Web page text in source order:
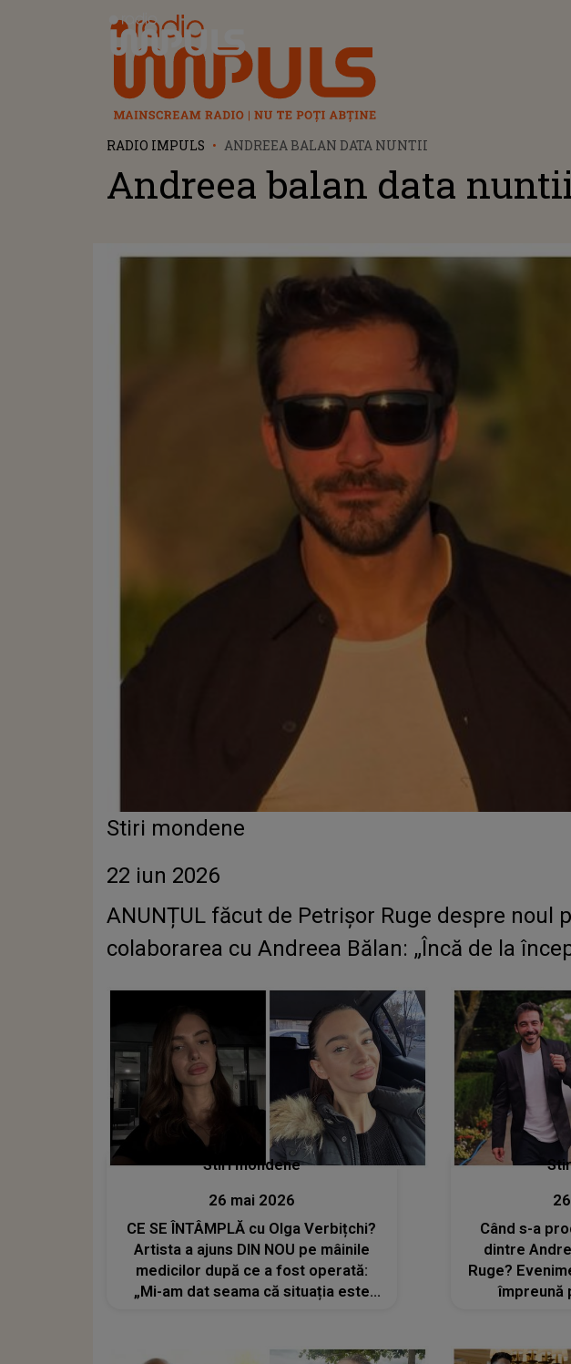
Radio Impuls
RADIO IMPULS ANDREEA BALAN DATA NUNTII
Andreea balan data
Stiri mondene
22 iun 2026
ANUNȚUL făcut de Petrișor Ruge despre
colaborarea cu Andreea Bălan: „Încă de la
Stiri mondene
26 mai 2026
CE SE ÎNTÂMPLĂ cu Olga Verbițchi?
Artista a ajuns DIN NOU pe mâinile
medicilor după ce a fost operată:
„Mi-am dat seama că situația este
Când s-a
dintre
Ruge?
împreună